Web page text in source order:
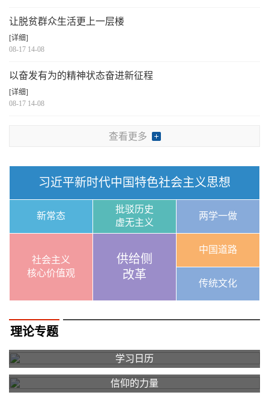
让脱贫群众生活更上一层楼
[详细]
08-17 14-08
以奋发有为的精神状态奋进新征程
[详细]
08-17 14-08
查看更多
习近平新时代中国特色社会主义思想
新常态
批驳历史
虚无主义
两学一做
社会主义
核心价值观
供给侧
改革
中国道路
传统文化
理论专题
学习日历
信仰的力量